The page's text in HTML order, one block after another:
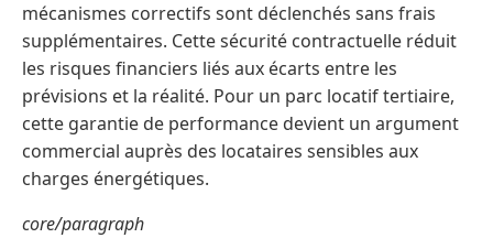
mécanismes correctifs sont déclenchés sans frais
supplémentaires. Cette sécurité contractuelle réduit
les risques financiers liés aux écarts entre les
prévisions et la réalité. Pour un parc locatif tertiaire,
cette garantie de performance devient un argument
commercial auprès des locataires sensibles aux
charges énergétiques.
core/paragraph